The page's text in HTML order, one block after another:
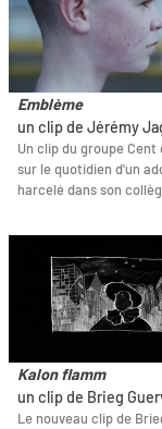
Emblème
un clip de Jérémy
Un clip du groupe Cent
sur le quotidien d'un
harcelé dans son
Kalon flamm
un clip de Brieg
Le nouveau clip de